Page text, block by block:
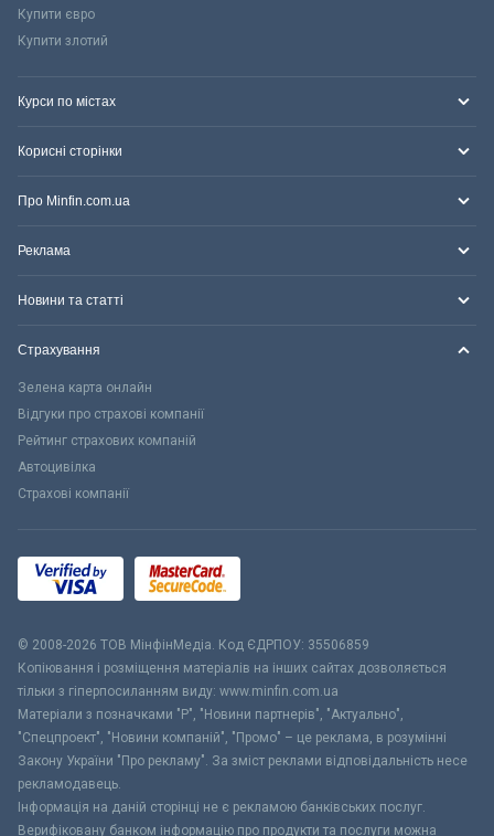
Купити євро
Купити злотий
Курси по містах
Корисні сторінки
Про Minfin.com.ua
Реклама
Новини та статті
Страхування
Зелена карта онлайн
Відгуки про страхові компанії
Рейтинг страхових компаній
Автоцивілка
Страхові компанії
© 2008-2026 ТОВ МiнфiнМедiа. Код ЄДРПОУ: 35506859
Копіювання і розміщення матеріалів на інших сайтах дозволяється
тільки з гіперпосиланням виду: www.minfin.com.ua
Матеріали з позначками "Р", "Новини партнерів", "Актуально",
"Спецпроект", "Новини компаній", "Промо" – це реклама, в розумінні
Закону України "Про рекламу". За зміст реклами відповідальність несе
рекламодавець.
Інформація на даній сторінці не є рекламою банківських послуг.
Верифіковану банком інформацію про продукти та послуги можна